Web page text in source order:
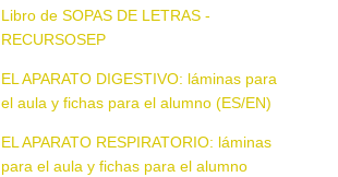
Libro de SOPAS DE LETRAS -
RECURSOSEP
EL APARATO DIGESTIVO: láminas para
el aula y fichas para el alumno (ES/EN)
EL APARATO RESPIRATORIO: láminas
para el aula y fichas para el alumno